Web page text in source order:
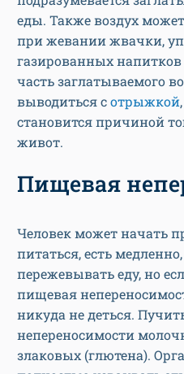
еды. Также воздух
при жевании жвачки,
газированных
часть заглатываемого
выводиться сотрыжкой
становится причиной
живот.
Пищевая
Человек может начать
питаться, есть
пережевывать еду, но
пищевая
никуда не деться.
непереносимости
злаковых (глютена).